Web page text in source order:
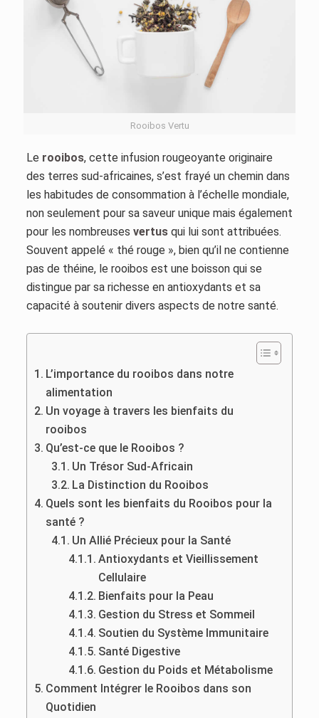
Rooibos Vertu
Le rooibos, cette infusion rougeoyante originaire
des terres sud-africaines, s’est frayé un chemin dans
les habitudes de consommation à l’échelle mondiale,
non seulement pour sa saveur unique mais également
pour les nombreuses vertusqui lui sont attribuées.
Souvent appelé « thé rouge », bien qu’il ne contienne
pas de théine, le rooibos est une boisson qui se
distingue par sa richesse en antioxydants et sa
capacité à soutenir divers aspects de notre santé.
L’importance du rooibos dans notre
alimentation
Un voyage à travers les bienfaits du
rooibos
Qu’est-ce que le Rooibos ?
Un Trésor Sud-Africain
La Distinction du Rooibos
Quels sont les bienfaits du Rooibos pour la
santé ?
Un Allié Précieux pour la Santé
Antioxydants et Vieillissement
Cellulaire
Bienfaits pour la Peau
Gestion du Stress et Sommeil
Soutien du Système Immunitaire
Santé Digestive
Gestion du Poids et Métabolisme
Comment Intégrer le Rooibos dans son
Quotidien